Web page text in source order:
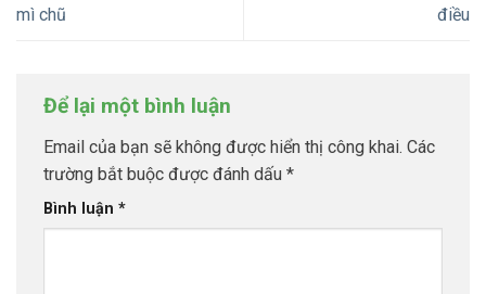
mì chũ
điều
Để lại một bình luận
Email của bạn sẽ không được hiển thị công khai. Các
trường bắt buộc được đánh dấu *
Bình luận *